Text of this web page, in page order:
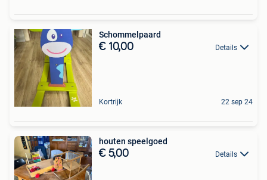
Schommelpaard
€ 10,00 Details
Kortrijk 22 sep 24
houten speelgoed
€ 5,00 Details